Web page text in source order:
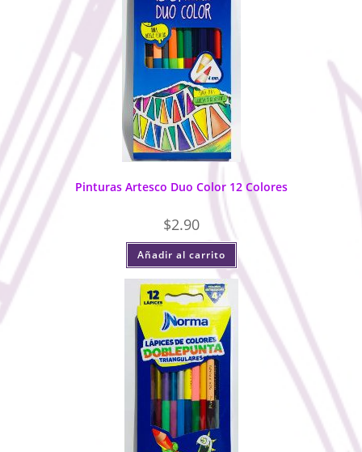
Pinturas Artesco Duo Color 12 Colores
$2.90
Añadir al carrito